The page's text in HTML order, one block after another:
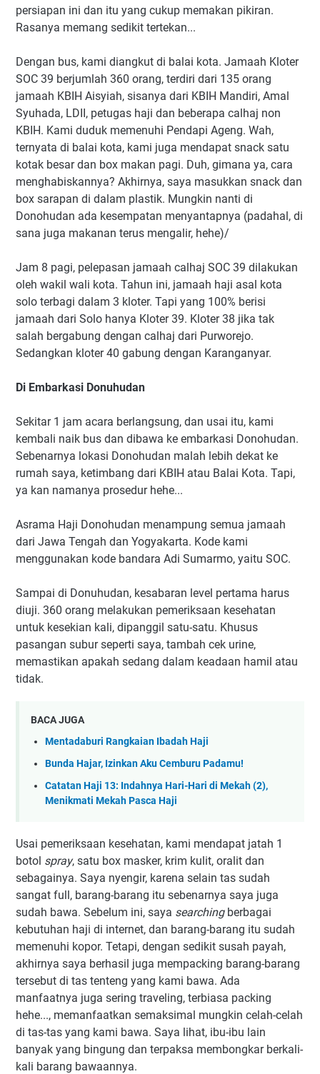
persiapan ini dan itu yang cukup memakan pikiran.
Rasanya memang sedikit tertekan...
Dengan bus, kami diangkut di balai kota. Jamaah Kloter
SOC 39 berjumlah 360 orang, terdiri dari 135 orang
jamaah KBIH Aisyiah, sisanya dari KBIH Mandiri, Amal
Syuhada, LDII, petugas haji dan beberapa calhaj non
KBIH. Kami duduk memenuhi Pendapi Ageng. Wah,
ternyata di balai kota, kami juga mendapat snack satu
kotak besar dan box makan pagi. Duh, gimana ya, cara
menghabiskannya? Akhirnya, saya masukkan snack dan
box sarapan di dalam plastik. Mungkin nanti di
Donohudan ada kesempatan menyantapnya (padahal, di
sana juga makanan terus mengalir, hehe)/
Jam 8 pagi, pelepasan jamaah calhaj SOC 39 dilakukan
oleh wakil wali kota. Tahun ini, jamaah haji asal kota
solo terbagi dalam 3 kloter. Tapi yang 100% berisi
jamaah dari Solo hanya Kloter 39. Kloter 38 jika tak
salah bergabung dengan calhaj dari Purworejo.
Sedangkan kloter 40 gabung dengan Karanganyar.
Di Embarkasi Donuhudan
Sekitar 1 jam acara berlangsung, dan usai itu, kami
kembali naik bus dan dibawa ke embarkasi Donohudan.
Sebenarnya lokasi Donohudan malah lebih dekat ke
rumah saya, ketimbang dari KBIH atau Balai Kota. Tapi,
ya kan namanya prosedur hehe...
Asrama Haji Donohudan menampung semua jamaah
dari Jawa Tengah dan Yogyakarta. Kode kami
menggunakan kode bandara Adi Sumarmo, yaitu SOC.
Sampai di Donuhudan, kesabaran level pertama harus
diuji. 360 orang melakukan pemeriksaan kesehatan
untuk kesekian kali, dipanggil satu-satu. Khusus
pasangan subur seperti saya, tambah cek urine,
memastikan apakah sedang dalam keadaan hamil atau
tidak.
BACA JUGA
Mentadaburi Rangkaian Ibadah Haji
Bunda Hajar, Izinkan Aku Cemburu Padamu!
Catatan Haji 13: Indahnya Hari-Hari di Mekah (2),
Menikmati Mekah Pasca Haji
Usai pemeriksaan kesehatan, kami mendapat jatah 1
botol spray, satu box masker, krim kulit, oralit dan
sebagainya. Saya nyengir, karena selain tas sudah
sangat full, barang-barang itu sebenarnya saya juga
sudah bawa. Sebelum ini, saya searchingberbagai
kebutuhan haji di internet, dan barang-barang itu sudah
memenuhi kopor. Tetapi, dengan sedikit susah payah,
akhirnya saya berhasil juga mempacking barang-barang
tersebut di tas tenteng yang kami bawa. Ada
manfaatnya juga sering traveling, terbiasa packing
hehe..., memanfaatkan semaksimal mungkin celah-celah
di tas-tas yang kami bawa. Saya lihat, ibu-ibu lain
banyak yang bingung dan terpaksa membongkar berkali-
kali barang bawaannya.